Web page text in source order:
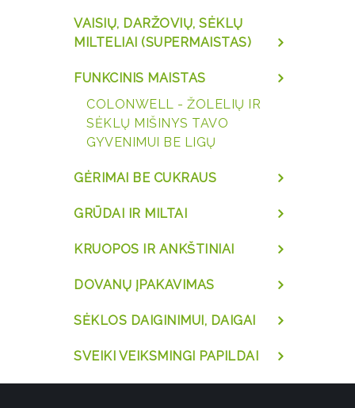
VAISIŲ, DARŽOVIŲ, SĖKLŲ
MILTELIAI (SUPERMAISTAS)
FUNKCINIS MAISTAS
COLONWELL - ŽOLELIŲ IR
SĖKLŲ MIŠINYS TAVO
GYVENIMUI BE LIGŲ
GĖRIMAI BE CUKRAUS
GRŪDAI IR MILTAI
KRUOPOS IR ANKŠTINIAI
DOVANŲ ĮPAKAVIMAS
SĖKLOS DAIGINIMUI, DAIGAI
SVEIKI VEIKSMINGI PAPILDAI